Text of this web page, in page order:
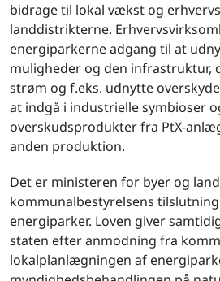
bidrage til lokal vækst og
landdistrikterne.
energiparkerne adgang til at
muligheder og den infrastruktur,
strøm og f.eks. udnytte
at indgå i industrielle symbioser
overskudsprodukter fra PtX-
anden produktion.
Det er ministeren for byer og
kommunalbestyrelsens
energiparker. Loven giver
staten efter anmodning fra
lokalplanlægningen af